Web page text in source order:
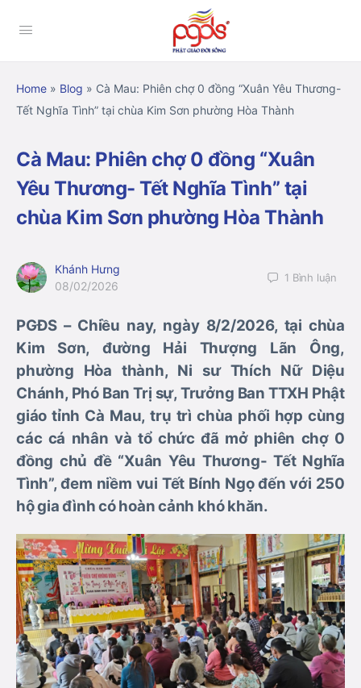
Home » Blog » Cà Mau: Phiên chợ 0 đồng “Xuân Yêu Thương-
Tết Nghĩa Tình” tại chùa Kim Sơn phường Hòa Thành
Cà Mau: Phiên chợ 0 đồng “Xuân
Yêu Thương- Tết Nghĩa Tình” tại
chùa Kim Sơn phường Hòa Thành
Khánh Hưng
08/02/2026
1 Bình luận
PGĐS – Chiều nay, ngày 8/2/2026, tại chùa
Kim Sơn, đường Hải Thượng Lãn Ông,
phường Hòa thành, Ni sư Thích Nữ Diệu
Chánh, Phó Ban Trị sự, Trưởng Ban TTXH Phật
giáo tỉnh Cà Mau, trụ trì chùa phối hợp cùng
các cá nhân và tổ chức đã mở phiên chợ 0
đồng chủ đề “Xuân Yêu Thương- Tết Nghĩa
Tình”, đem niềm vui Tết Bính Ngọ đến với 250
hộ gia đình có hoàn cảnh khó khăn.